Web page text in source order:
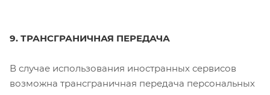
9. ТРАНСГРАНИЧНАЯ ПЕРЕДАЧА
В случае использования иностранных сервисов
возможна трансграничная передача персональных